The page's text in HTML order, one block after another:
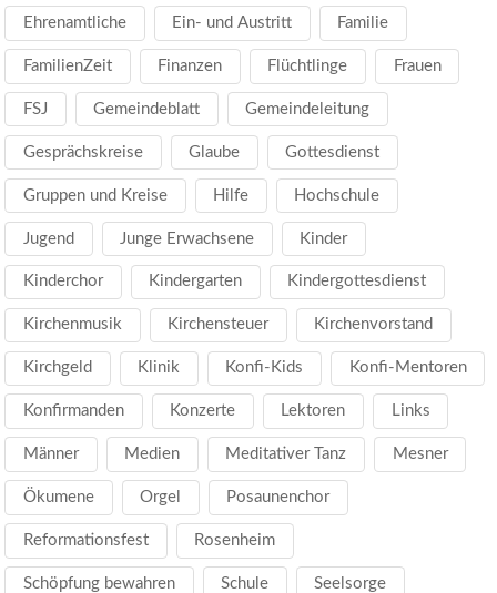
Ehrenamtliche Ein- und Austritt Familie
FamilienZeit Finanzen Flüchtlinge Frauen
FSJ Gemeindeblatt Gemeindeleitung
Gesprächskreise Glaube Gottesdienst
Gruppen und Kreise Hilfe Hochschule
Jugend Junge Erwachsene Kinder
Kinderchor Kindergarten Kindergottesdienst
Kirchenmusik Kirchensteuer Kirchenvorstand
Kirchgeld Klinik Konfi-Kids Konfi-Mentoren
Konfirmanden Konzerte Lektoren Links
Männer Medien Meditativer Tanz Mesner
Ökumene Orgel Posaunenchor
Reformationsfest Rosenheim
Schöpfung bewahren Schule Seelsorge